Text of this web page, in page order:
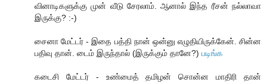
வினாடிகளுக்கு முன் வீடு சேரலாம். ஆனால் இந்த ரீசன் நல்லாவா
இருக்கு? :-)
சைனா மேட்டர் - இதை பத்தி நான் ஒன்னு எழுதியிருக்கேன். சின்ன
பதிவு தான். டைம் இருந்தால் (இருக்கும் தானே?) படிங்க
கடைசி மேட்டர் - உண்மைத் தமிழன் சொன்ன மாதிரி தான்